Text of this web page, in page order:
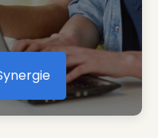
compte Synergie